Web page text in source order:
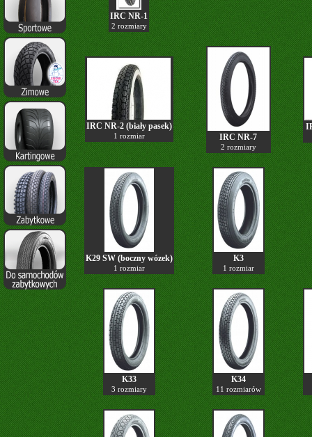
IRC NR-1
2 rozmiary
IRC NR-2 (biały pasek)
1 rozmiar IRC NR-7
2 rozmiary
K29 SW (boczny wózek)
1 rozmiar
K3
1 rozmiar
K33
3 rozmiary
K34
11 rozmiarów